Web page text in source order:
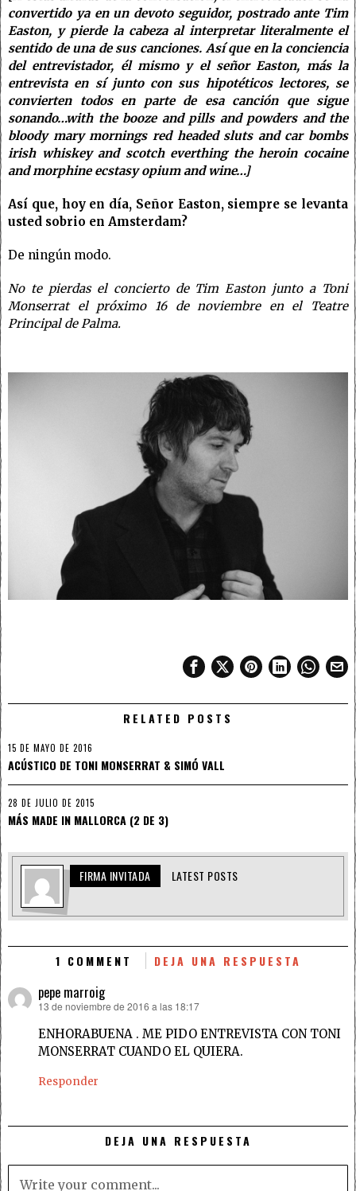
convertido ya en un devoto seguidor, postrado ante Tim
Easton, y pierde la cabeza al interpretar literalmente el
sentido de una de sus canciones. Así que en la conciencia
del entrevistador, él mismo y el señor Easton, más la
entrevista en sí junto con sus hipotéticos lectores, se
convierten todos en parte de esa canción que sigue
sonando…with the booze and pills and powders and the
bloody mary mornings red headed sluts and car bombs
irish whiskey and scotch everthing the heroin cocaine
and morphine ecstasy opium and wine…]
Así que, hoy en día, Señor Easton, siempre se levanta
usted sobrio en Amsterdam?
De ningún modo.
No te pierdas el concierto de Tim Easton junto a Toni
Monserrat el próximo 16 de noviembre en el Teatre
Principal de Palma.
RELATED POSTS
15 DE MAYO DE 2016
ACÚSTICO DE TONI MONSERRAT & SIMÓ VALL
28 DE JULIO DE 2015
MÁS MADE IN MALLORCA (2 DE 3)
FIRMA INVITADA LATEST POSTS
1 COMMENT DEJA UNA RESPUESTA
pepe marroig
dice:
13 de noviembre de 2016 a las 18:17
ENHORABUENA . ME PIDO ENTREVISTA CON TONI
MONSERRAT CUANDO EL QUIERA.
Responder
DEJA UNA RESPUESTA